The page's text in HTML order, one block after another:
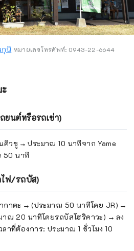
กุนิ หมายเลขโทรศัพท์: 0943-22-6644
ยนต์หรือรถเช่า)
วชู → ประมาณ 10 นาทีจาก Yame
50 นาที
ไฟ/รถบัส)
กาตะ → (ประมาณ 50 นาทีโดย JR) →
ณ 20 นาทีโดยรถบัสโฮริคาวะ) → ลง
าที่ต้องการ: ประมาณ 1 ชั่วโมง 10